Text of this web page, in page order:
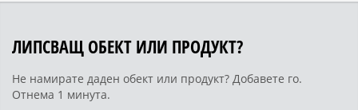
ЛИПСВАЩ ОБЕКТ ИЛИ ПРОДУКТ?
Не намирате даден обект или продукт? Добавете го.
Отнема 1 минута.